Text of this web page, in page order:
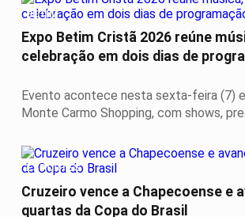
BETIM
Expo Betim Cristã 2026 reúne
celebração em dois dias de
Evento acontece nesta sexta-feira (7)
Monte Carmo Shopping, com shows,
ESPORTES
Cruzeiro vence a Chapecoense e
quartas da Copa do Brasil